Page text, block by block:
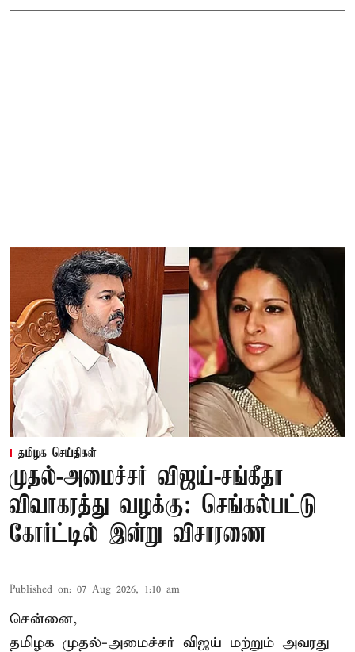
தமிழக செய்திகள்
முதல்-அமைச்சர் விஜய்-சங்கீதா
விவாகரத்து வழக்கு: செங்கல்பட்டு
கோர்ட்டில் இன்று விசாரணை
Published on: 07 Aug 2026, 1:10 am
சென்னை,
தமிழக முதல்-அமைச்சர் விஜய் மற்றும் அவரது